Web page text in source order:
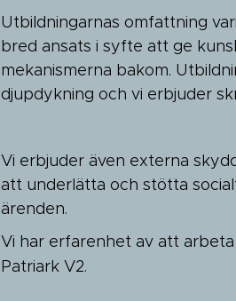
Utbildningarnas omfattning
bred ansats i syfte att ge
mekanismerna bakom.
djupdykning och vi erbjuder
Vi erbjuder även externa
att underlätta och stötta
ärenden.
Vi har erfarenhet av att
Patriark V2.